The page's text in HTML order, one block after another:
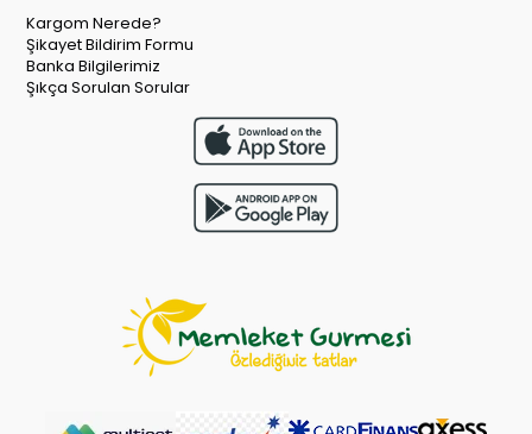
Kargom Nerede?
Şikayet Bildirim Formu
Banka Bilgilerimiz
Şıkça Sorulan Sorular